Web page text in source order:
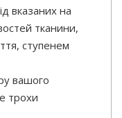
вказаних на
тканини,
ступенем
вашого
трохи